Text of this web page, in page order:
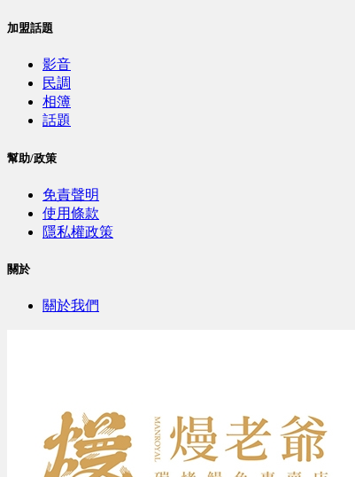
加盟話題
影音
民調
相簿
話題
幫助/政策
免責聲明
使用條款
隱私權政策
關於
關於我們